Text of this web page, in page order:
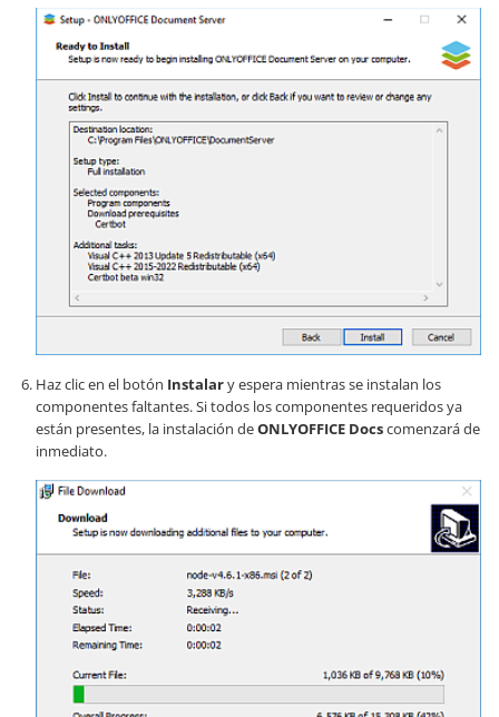
Haz clic en el botón Instalary espera mientras se instalan los
componentes faltantes. Si todos los componentes requeridos ya
están presentes, la instalación deONLYOFFICE Docscomenzará de
inmediato.